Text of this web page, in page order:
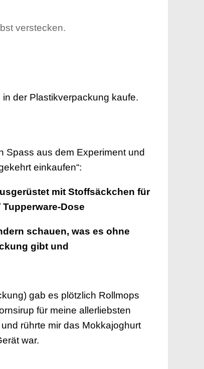
verstecken.
der Plastikverpackung kaufe.
Spass aus dem Experiment und
einkaufen“:
mit Stoffsäckchen für
Dose
schauen, was es ohne
gibt und
gab es plötzlich Rollmops
für meine allerliebsten
rührte mir das Mokkajoghurt
war.